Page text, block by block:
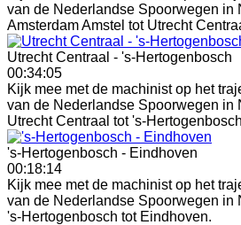
van de Nederlandse Spoorwegen in
Amsterdam Amstel tot Utrecht
Utrecht Centraal - 's-Hertogenbosch
00:34:05
Kijk mee met de machinist op het
van de Nederlandse Spoorwegen in
Utrecht Centraal tot 's-
's-Hertogenbosch - Eindhoven
00:18:14
Kijk mee met de machinist op het
van de Nederlandse Spoorwegen in
's-Hertogenbosch tot Eindhoven.